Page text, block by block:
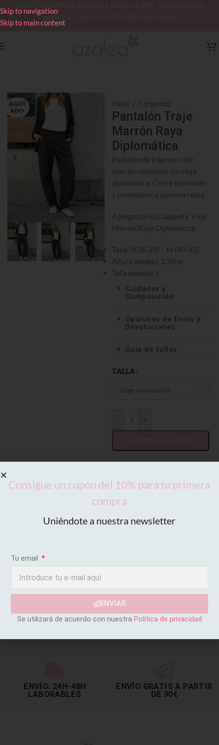
Skip to navigation
Skip to main content
gratuitas - Envío en 24h-48h laborables
AGOT
ADO
Inicio / Conjuntos
Pantalón Traje
Marrón Raya
Diplomática
Pantalón de traje en color
marrón chocolate con raya
diplomática. Cierre con botón
y cremallera, y pernera recta.
A juego con la Chaqueta Traje
Marrón Raya Diplomática.
Talla: S(36-38) – M (40-42)
Altura modelo: 1,70 m
Talla modelo: S
Cuidados y
Composición
Opciones de Envío y
Devoluciones
Guía de tallas
TALLA
+
ENVÍO: 24H-48H
LABORABLES
ENVÍO GRATIS A PARTIR
DE 90€
Consigue un cupón del 10% para tu primera
compra
Uniéndote a nuestra newsletter
Tu email
ENVIAR
Se utilizará de acuerdo con nuestra Política de privacidad